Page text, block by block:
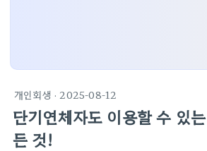
개인회생 · 2025-08-12
단기연체자도 이용할 수 있
든 것!